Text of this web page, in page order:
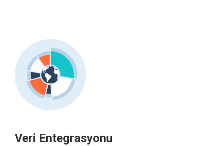
Veri Entegrasyonu